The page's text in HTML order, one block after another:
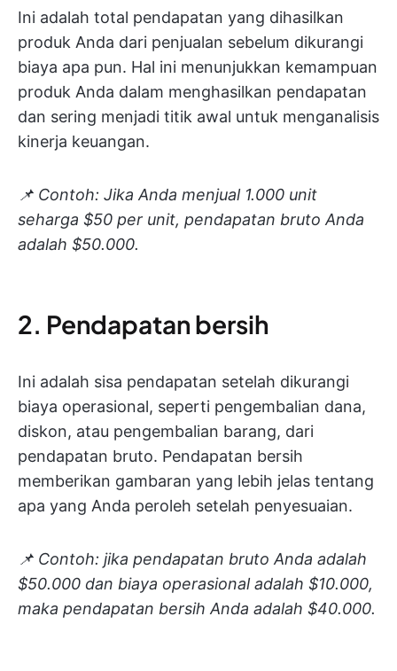
Ini adalah total pendapatan yang dihasilkan
produk Anda dari penjualan sebelum dikurangi
biaya apa pun. Hal ini menunjukkan kemampuan
produk Anda dalam menghasilkan pendapatan
dan sering menjadi titik awal untuk menganalisis
kinerja keuangan.
📌 Contoh: Jika Anda menjual 1.000 unit
seharga $50 per unit, pendapatan bruto Anda
adalah $50.000.
2. Pendapatan bersih
Ini adalah sisa pendapatan setelah dikurangi
biaya operasional, seperti pengembalian dana,
diskon, atau pengembalian barang, dari
pendapatan bruto. Pendapatan bersih
memberikan gambaran yang lebih jelas tentang
apa yang Anda peroleh setelah penyesuaian.
📌 Contoh: jika pendapatan bruto Anda adalah
$50.000 dan biaya operasional adalah $10.000,
maka pendapatan bersih Anda adalah $40.000.